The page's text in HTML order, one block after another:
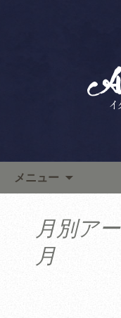
西麻布で
ストラン
人気のイタ
間は記念日
め。こちら
メニュー
月別ア
月